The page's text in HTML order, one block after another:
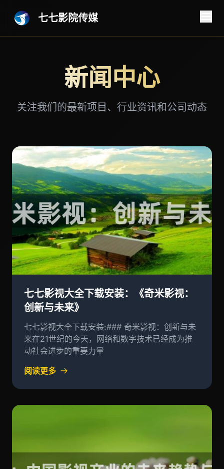
七七影院传媒
新闻中心
关注我们的最新项目、行业资讯和公司动态
七七影视大全下载安装：《奇米影视：
创新与未来》
七七影视大全下载安装:### 奇米影视：创新与未
来在21世纪的今天，网络和数字技术已经成为推
动社会进步的重要力量
阅读更多